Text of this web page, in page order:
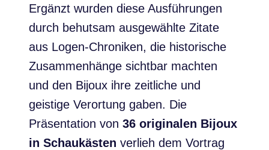
Ergänzt wurden diese Ausführungen
durch behutsam ausgewählte Zitate
aus Logen-Chroniken, die historische
Zusammenhänge sichtbar machten
und den Bijoux ihre zeitliche und
geistige Verortung gaben. Die
Präsentation von 36 originalen Bijoux
in Schaukästen verlieh dem Vortrag